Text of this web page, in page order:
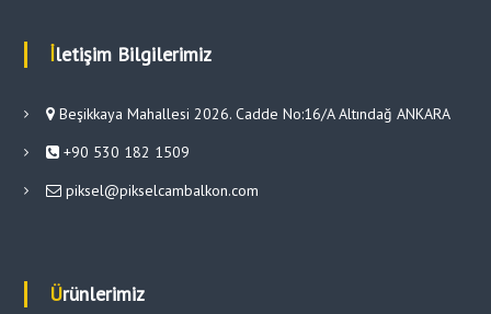
İletişim Bilgilerimiz
Beşikkaya Mahallesi 2026. Cadde No:16/A Altındağ ANKARA
+90 530 182 1509
piksel@pikselcambalkon.com
Ürünlerimiz